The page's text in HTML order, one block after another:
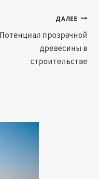
ДАЛЕЕ
Потенциал прозрачной
древесины в
строительстве